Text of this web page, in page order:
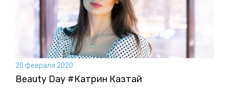
20 февраля 2020
Beauty Day #Катрин Казтай